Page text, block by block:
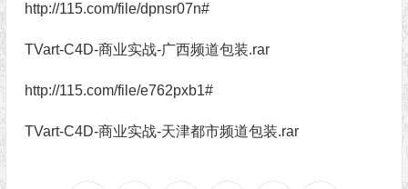
http://115.com/file/dpnsr07n#
TVart-C4D-商业实战-广西频道包装.rar
http://115.com/file/e762pxb1#
TVart-C4D-商业实战-天津都市频道包装.rar